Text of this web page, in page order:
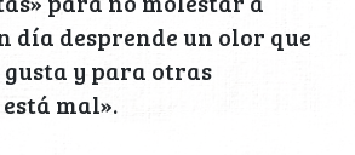
día desprende un olor que
gusta y para otras
mal».